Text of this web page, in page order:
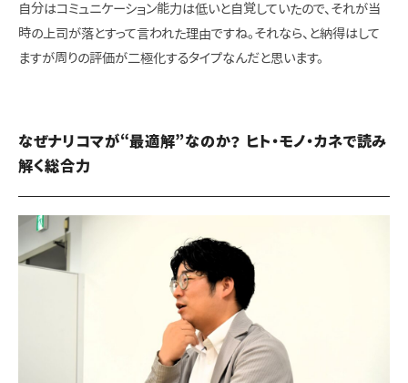
自分はコミュニケーション能力は低いと自覚していたので、それが当
時の上司が落とすって言われた理由ですね。それなら、と納得はして
ますが周りの評価が二極化するタイプなんだと思います。
なぜナリコマが“最適解”なのか？ ヒト・モノ・カネで読み
解く総合力